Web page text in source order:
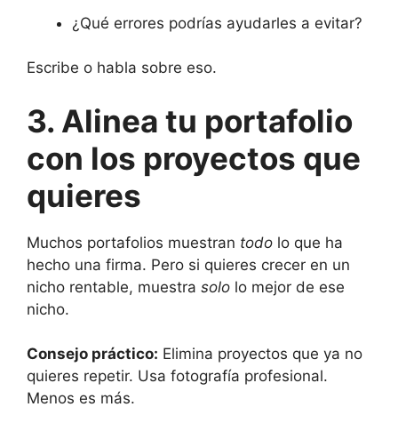
¿Qué errores podrías ayudarles a evitar?
Escribe o habla sobre eso.
3. Alinea tu portafolio
con los proyectos que
quieres
Muchos portafolios muestran todo lo que ha
hecho una firma. Pero si quieres crecer en un
nicho rentable, muestra solo lo mejor de ese
nicho.
Consejo práctico: Elimina proyectos que ya no
quieres repetir. Usa fotografía profesional.
Menos es más.